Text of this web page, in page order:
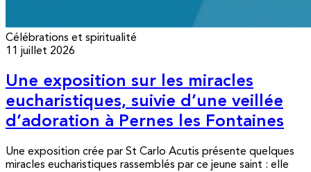
Célébrations et spiritualité
11 juillet 2026
Une exposition sur les miracles
eucharistiques, suivie d’une veillée
d’adoration à Pernes les Fontaines
Une exposition crée par St Carlo Acutis présente quelques
miracles eucharistiques rassemblés par ce jeune saint : elle